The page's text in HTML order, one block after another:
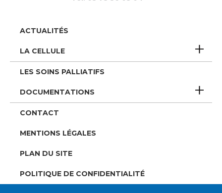
Pied
de
page
ACTUALITÉS
LA CELLULE
LES SOINS PALLIATIFS
DOCUMENTATIONS
CONTACT
MENTIONS LÉGALES
PLAN DU SITE
POLITIQUE DE CONFIDENTIALITÉ